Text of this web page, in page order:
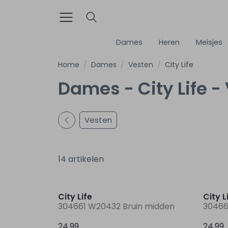
Dames Heren Meisjes
Home Dames Vesten City Life
Dames - City Life -
Vesten
14 artikelen
City Life
304661 W20432 Bruin midden
City